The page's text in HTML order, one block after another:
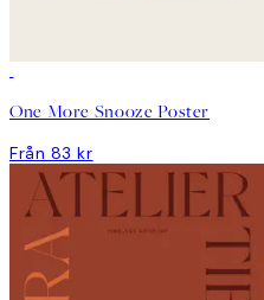
One More Snooze Poster
Från 83 kr